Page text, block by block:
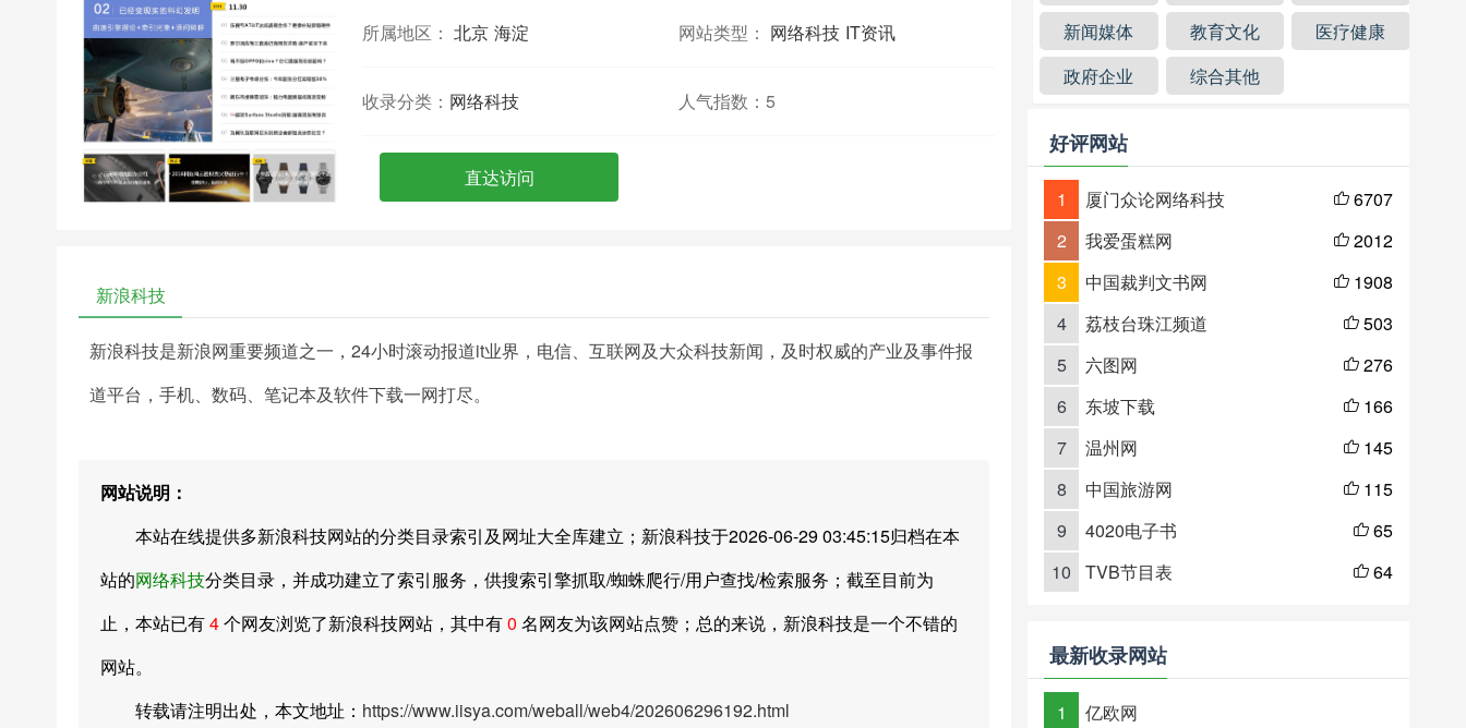
所属地区： 北京 海淀 网站类型： 网络科技 IT资讯
收录分类： 网络科技 人气指数： 5
直达访问
新浪科技
新浪科技是新浪网重要频道之一，24小时滚动报道it业界，电信、互联网及大众科技新闻，及时权威的产业及事件报
道平台，手机、数码、笔记本及软件下载一网打尽。
网站说明：
本站在线提供多新浪科技网站的分类目录索引及网址大全库建立；新浪科技于2026-06-29 03:45:15归档在本
站的网络科技分类目录，并成功建立了索引服务，供搜索引擎抓取/蜘蛛爬行/用户查找/检索服务；截至目前为
止，本站已有4个网友浏览了新浪科技网站，其中有0 名网友为该网站点赞；总的来说，新浪科技是一个不错的
网站。
转载请注明出处，本文地址： https://www.iisya.com/weball/web4/202606296192.html
新闻媒体
教育文化
医疗健康
政府企业
综合其他
好评网站
1 厦门众论网络科技  6707
2
我爱蛋糕网  2012
3
中国裁判文书网  1908
4
荔枝台珠江频道  503
5
六图网  276
6
东坡下载  166
7
温州网  145
8
中国旅游网  115
9
4020电子书  65
10
TVB节目表  64
最新收录网站
1
亿欧网